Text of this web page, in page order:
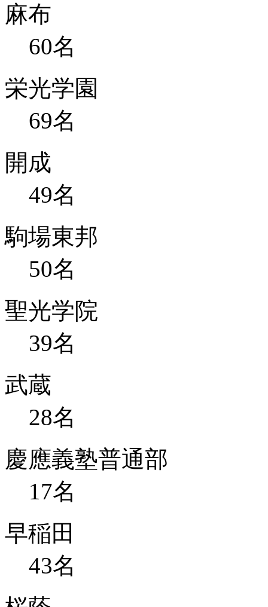
麻布
60名
栄光学園
69名
開成
49名
駒場東邦
50名
聖光学院
39名
武蔵
28名
慶應義塾普通部
17名
早稲田
43名